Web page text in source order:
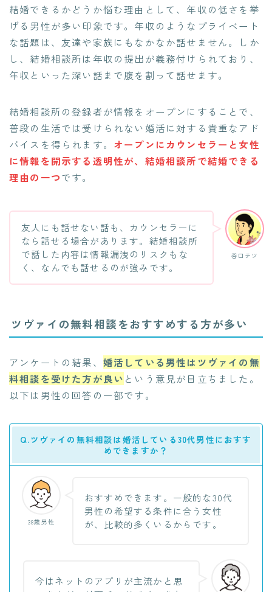
結婚できるかどうか悩む理由として、年収の低さを挙
げる男性が多い印象です。年収のようなプライベート
な話題は、友達や家族にもなかなか話せません。しか
し、結婚相談所は年収の提出が義務付けられており、
年収といった深い話まで腹を割って話せます。
結婚相談所の登録者が情報をオープンにすることで、
普段の生活では受けられない婚活に対する貴重なアド
バイスを得られます。 オープンにカウンセラーと女性
に情報を開示する透明性が、結婚相談所で結婚できる
理由の一つです。
谷口テツ
友人にも話せない話も、カウンセラーに
なら話せる場合があります。結婚相談所
で話した内容は情報漏洩のリスクもな
く、なんでも話せるのが強みです。
ツヴァイの無料相談をおすすめする方が多い
アンケートの結果、 婚活している男性はツヴァイの無
料相談を受けた方が良い という意見が目立ちました。
以下は男性の回答の一部です。
Q.ツヴァイの無料相談は婚活している30代男性におすす
めできますか？
38歳男性
おすすめできます。一般的な30代
男性の希望する条件に合う女性
が、比較的多くいるからです。
今はネットのアプリが主流かと思